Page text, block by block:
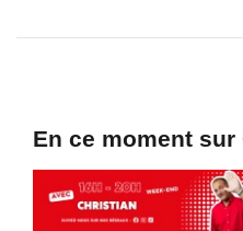
En ce moment sur